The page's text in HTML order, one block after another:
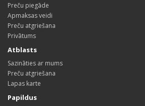
Preču piegāde
Apmaksas veidi
Preču atgriešana
Privātums
Atblasts
Sazināties ar mums
Preču atgriešana
Lapas karte
Papildus